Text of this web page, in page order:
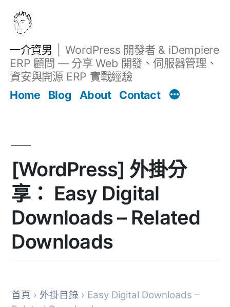
一介資男
WordPress 開發者 & iDempiere
ERP 顧問 — 分享 Web 開發、伺服器管理、
資安與開源 ERP 實戰經驗
Home
Blog About Contact
[WordPress] 外掛分
享： Easy Digital
Downloads – Related
Downloads
首頁 › 外掛目錄 › Easy Digital Downloads –
文章